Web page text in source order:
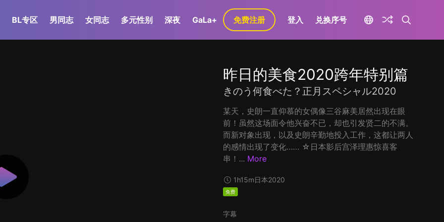
BL专区 男同志 女同志 多元性别 深夜 GaLa+ 免费注册 登入 兑换序号
昨日的美食2020跨年特别篇
きのう何食べた？正月スペシャル2020
某天，史朗一直仰慕的女偶像三谷麻美居然出现在眼
前！虽然这场面令他兴奋不已，却也引发贤二的不满。
而新对象出现，以及史朗辛勤地投入工作，这都让两人
的感情出现了变化…… ☆日本影后宫泽理惠惊喜客
串！... More
1h15m日本2020
免费
字幕